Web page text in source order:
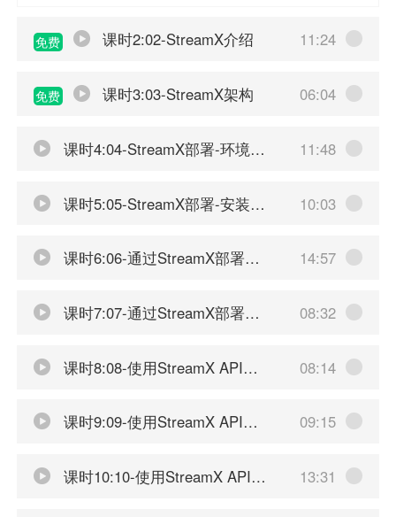
免费 课时2:02-StreamX介绍 11:24
免费 课时3:03-StreamX架构 06:04
课时4:04-StreamX部署-环境准备 11:48
课时5:05-StreamX部署-安装和配置 10:03
课时6:06-通过StreamX部署Flink流式应用 14:57
课时7:07-通过StreamX部署Flink SQL应用 08:32
课时8:08-使用StreamX API开发应用-配置介绍 08:14
课时9:09-使用StreamX API开发应用-项目配置 09:15
课时10:10-使用StreamX API开发流式应用-消费Kafka 13:31